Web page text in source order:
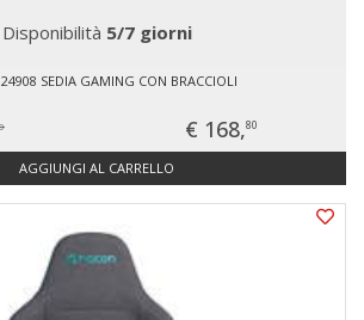
Disponibilità 5/7 giorni
SEDIA GAMING CON BRACCIOLI
€ 168,80
AGGIUNGI AL CARRELLO